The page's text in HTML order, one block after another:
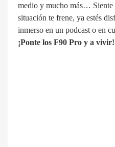
medio y mucho más… Siente
situación te frene, ya estés
inmerso en un podcast o en
¡Ponte los F90 Pro y a vivir!